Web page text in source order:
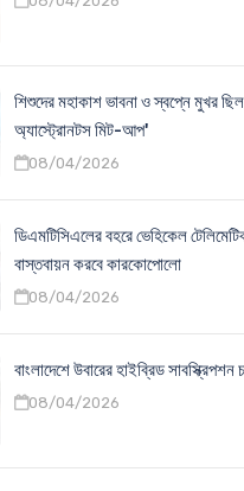
শিশুদের মহাকাশ ভাবনা ও স্বপ্নে মুখর
অ্যাস্ট্রোনটস মিট-আপ'
08/04/2026
ডিএমটিসিএলের বহরে ভেহিকেল
বাস্তবায়ন করবে কারকোপোলো
08/04/2026
বাংলাদেশে উবারের হাইব্রিড সাবস্ক্রিপশন
08/04/2026